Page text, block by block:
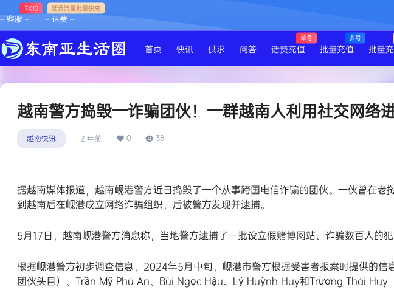
– 客服 –
7X12
– 话费 –
话费流量批量快充
首页 快讯 供求 问答 话费充值
单号
批量充值
多号
批量
越南警方捣毁一诈骗团伙！一群越南人利用社交网络
越南快讯 2 年前 0 38
据越南媒体报道，越南岘港警方近日捣毁了一个从事跨国电信诈骗的团伙。一伙曾在老
到越南后在岘港成立网络诈骗组织，后被警方发现并逮捕。
5月17日，越南岘港警方消息称，当地警方逮捕了一批设立假赌博网站、诈骗数百人的犯
根据岘港警方初步调查信息，2024年5月中旬，岘港市警方根据受害者报案时提供的信
团伙头目）、Trần Mỹ Phú An、Bùi Ngọc Hậu、Lý Huỳnh Huy和Trương Thái Huy